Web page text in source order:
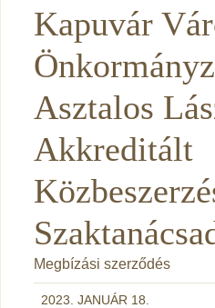
Kapuvár
Asztalos
Akkreditált
Megbízási szerződés
2023. JANUÁR 18.